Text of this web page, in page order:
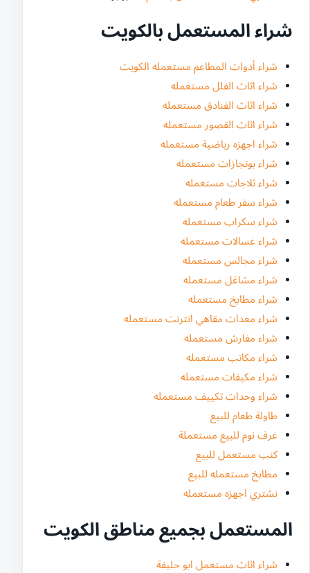
شراء المستعمل بالكويت
شراء أدوات المطاعم مستعمله الكويت
شراء اثاث الفلل مستعمله
شراء اثاث الفنادق مستعمله
شراء اثاث القصور مستعمله
شراء اجهزه رياضية مستعمله
شراء بوتجازات مستعمله
شراء ثلاجات مستعمله
شراء سفر طعام مستعمله
شراء سكراب مستعمله
شراء غسالات مستعمله
شراء مجالس مستعمله
شراء مشاغل مستعمله
شراء مطابخ مستعمله
شراء معدات مقاهي انترنت مستعمله
شراء مفارش مستعمله
شراء مكاتب مستعمله
شراء مكيفات مستعمله
شراء وحدات تكييف مستعمله
طاولة طعام للبيع
غرف نوم للبيع مستعملة
كنب مستعمل للبيع
مطابخ مستعمله للبيع
نشتري اجهزه مستعمله
المستعمل بجميع مناطق الكويت
شراء اثاث مستعمل ابو حليفة